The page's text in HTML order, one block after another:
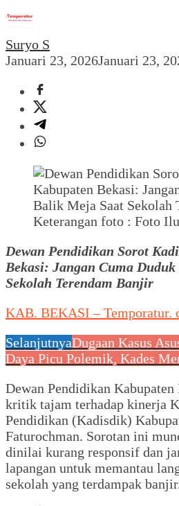
Suryo S
Januari 23, 2026Januari 23,
Keterangan foto : Foto
Dewan Pendidikan Sorot
Bekasi: Jangan Cuma
Sekolah Terendam Banjir
KAB. BEKASI – Temporatur.
SelanjutnyaDugaan Kasus
Daya Picu Polemik, Kades
Dewan Pendidikan
kritik tajam terhadap kinerja
Pendidikan (Kadisdik)
Faturochman. Sorotan ini
dinilai kurang responsif dan
lapangan untuk memantau
sekolah yang terdampak